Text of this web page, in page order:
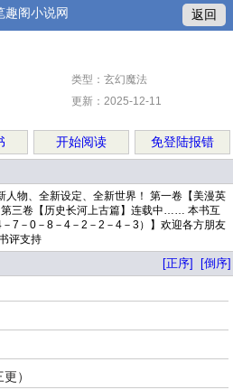
趣阁小说网 返回
类型：玄幻魔法
更新：2025-12-11
开始阅读 免登陆报错
人物、全新设定、全新世界！ 第一卷【美漫英
三卷【历史长河上古篇】连载中…… 本书互
7－0－8－4－2－2－4－3）】欢迎各方朋友
评支持
[正序] [倒序]
）